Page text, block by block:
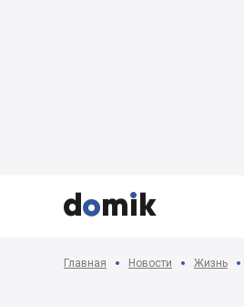



Главная Новости Жизнь